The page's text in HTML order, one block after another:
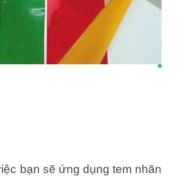
bạn sẽ ứng dụng tem nhãn